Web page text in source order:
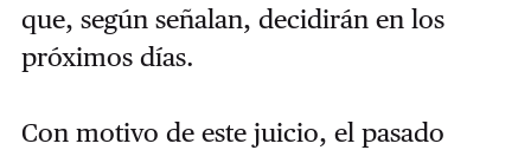
que, según señalan, decidirán en los
próximos días.
Con motivo de este juicio, el pasado